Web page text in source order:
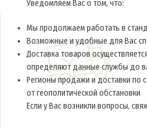
Уведомляем Вас о том, что:
Мы продолжаем работать в
Возможные и удобные для Вас
Доставка товаров
определяют данные службы до
Регионы продажи и доставки по
от геополитической обстановки
Если у Вас возникли вопросы,